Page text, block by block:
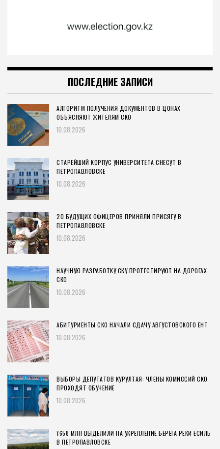
ПОСЛЕДНИЕ ЗАПИСИ
АЛГОРИТМ ПОЛУЧЕНИЯ ДОКУМЕНТОВ В ЦОНАХ
ОБЪЯСНЯЮТ ЖИТЕЛЯМ СКО
10.08.2026
СТАРЕЙШИЙ КОРПУС УНИВЕРСИТЕТА СНЕСУТ В
ПЕТРОПАВЛОВСКЕ
10.08.2026
20 БУДУЩИХ ОФИЦЕРОВ ПРИНЯЛИ ПРИСЯГУ В
ПЕТРОПАВЛОВСКЕ
10.08.2026
НАУЧНУЮ РАЗРАБОТКУ СКУ ПРОТЕСТИРУЮТ НА ДОРОГАХ
СКО
10.08.2026
АБИТУРИЕНТЫ СКО НАЧАЛИ СДАЧУ АВГУСТОВСКОГО ЕНТ
10.08.2026
ВЫБОРЫ ДЕПУТАТОВ КУРУЛТАЯ: ЧЛЕНЫ КОМИССИЙ СКО
ПРОХОДЯТ ОБУЧЕНИЕ
10.08.2026
₸658 МЛН ВЫДЕЛИЛИ НА УКРЕПЛЕНИЕ БЕРЕГА РЕКИ ЕСИЛЬ
В ПЕТРОПАВЛОВСКЕ